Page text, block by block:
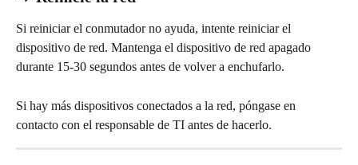
Si reiniciar el conmutador no ayuda, intente reiniciar el
dispositivo de red. Mantenga el dispositivo de red apagado
durante 15-30 segundos antes de volver a enchufarlo.
Si hay más dispositivos conectados a la red, póngase en
contacto con el responsable de TI antes de hacerlo.